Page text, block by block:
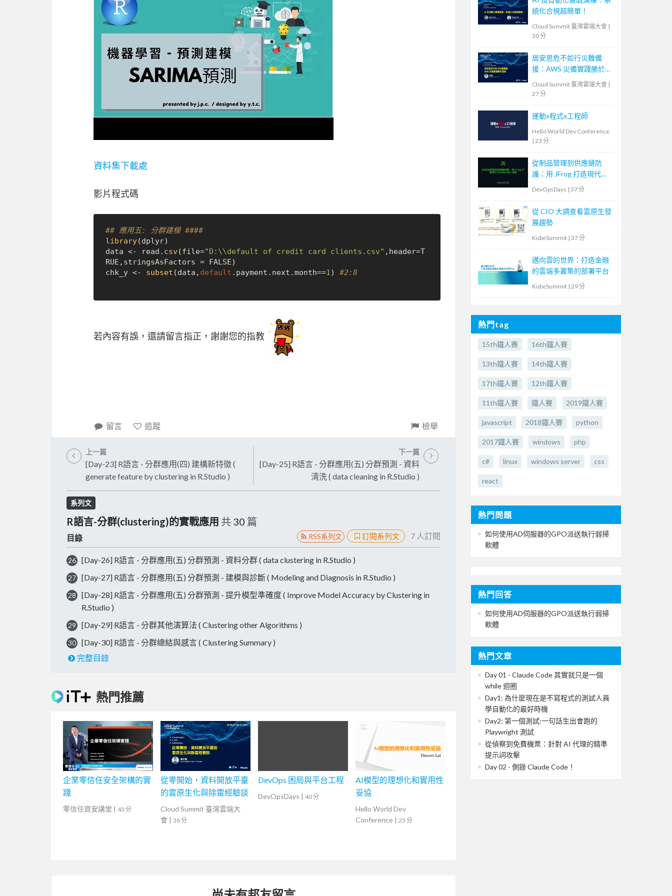
資料集下載處
影片程式碼
## 應用五: 分群建模 ####
library(dplyr)
data <- read. csv(file="D:\\default of credit card clients.csv" ,header=T
RUE ,stringsAsFactors = FALSE)
chk_y <- subset (data, default .payment.next.month==1) #2:8
若內容有誤，還請留言指正，謝謝您的指教
留言 追蹤 檢舉
上一篇
[Day-23] R語言 - 分群應用(四) 建構新特徵 (
generate feature by clustering in R.Studio )
下一篇
[Day-25] R語言 - 分群應用(五) 分群預測 - 資料
清洗 ( data cleaning in R.Studio )
系列文
R語言-分群(clustering)的實戰應用 共 30 篇
目錄 RSS系列文 訂閱系列文 7 人訂閱
26 [Day-26] R語言 - 分群應用(五) 分群預測 - 資料分群 ( data clustering in R.Studio )
27 [Day-27] R語言 - 分群應用(五) 分群預測 - 建模與診斷 ( Modeling and Diagnosis in R.Studio )
28
[Day-28] R語言 - 分群應用(五) 分群預測 - 提升模型準確度 ( Improve Model Accuracy by Clustering in
R.Studio )
29 [Day-29] R語言 - 分群其他演算法 ( Clustering other Algorithms )
30
[Day-30] R語言 - 分群總結與感言 ( Clustering Summary )
完整目錄
熱門推薦
企業零信任安全架構的實
踐
零信任資安講堂 | 43 分
從零開始，資料開放平臺
的雲原生化與除雷經驗談
Cloud Summit 臺灣雲端大
會 | 36 分
DevOps 困局與平台工程
DevOpsDays | 40 分
AI模型的理想化和實用性
妥協
Hello World Dev
Conference | 23 分
統化合規超簡單！
Cloud Summit 臺灣雲端大會 |
30 分
居安思危不如行災難備
援：AWS 災備實踐勝於空
Cloud Summit 臺灣雲端大會 |
27 分
運動x程式x工程師
Hello World Dev Conference
| 23 分
從制品管理到供應鏈防
護：用 JFrog 打造現代
DevSecOps 流程
DevOpsDays | 37 分
從 CIO 大調查看雲原生發
展趨勢
KubeSummit | 37 分
邁向雲的世界：打造金融
的雲端多叢集的部署平台
KubeSummit | 29 分
熱門tag
15th鐵人賽 16th鐵人賽
13th鐵人賽 14th鐵人賽
17th鐵人賽 12th鐵人賽
11th鐵人賽 鐵人賽 2019鐵人賽
javascript 2018鐵人賽 python
2017鐵人賽 windows php
c# linux windows server css
react
熱門問題
如何使用AD伺服器的GPO派送執行弱掃
軟體
熱門回答
如何使用AD伺服器的GPO派送執行弱掃
軟體
熱門文章
Day 01 - Claude Code 其實就只是一個
while 迴圈
Day1: 為什麼現在是不寫程式的測試人員
學自動化的最好時機
Day2: 第一個測試:一句話生出會跑的
Playwright 測試
從偵察到免費機票：針對 AI 代理的精準
提示詞攻擊
Day 02 - 側錄 Claude Code！